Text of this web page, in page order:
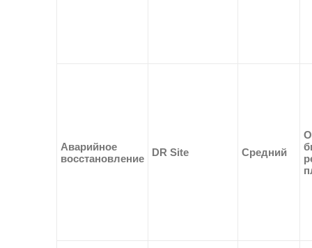
Аварийное
восстановление
DR Site Средний